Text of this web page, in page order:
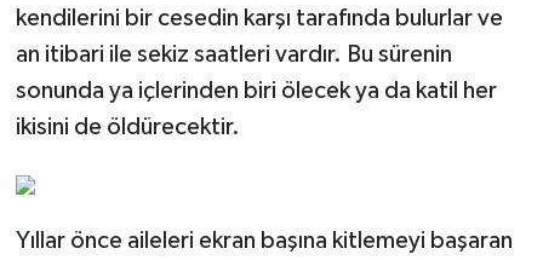
kendilerini bir cesedin karşı tarafında bulurlar ve
an itibari ile sekiz saatleri vardır. Bu sürenin
sonunda ya içlerinden biri ölecek ya da katil her
ikisini de öldürecektir.
Yıllar önce aileleri ekran başına kitlemeyi başaran
Künye